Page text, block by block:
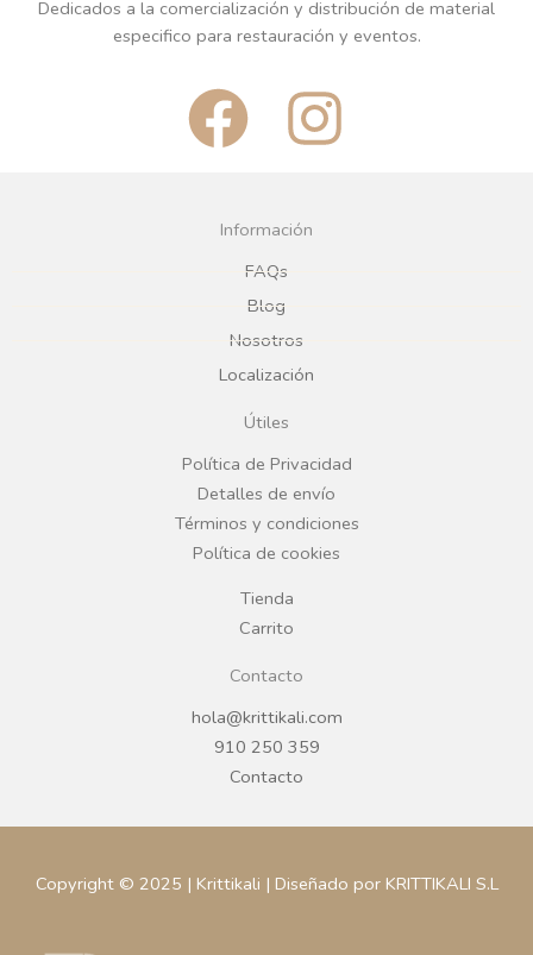
Dedicados a la comercialización y distribución de material
especifico para restauración y eventos.
F
a
c
e
b
o
o
k
I
n
g
r
a
Información
FAQs
Blog
Nosotros
Localización
Útiles
Política de Privacidad
Detalles de envío
Términos y condiciones
Política de cookies
Tienda
Carrito
Contacto
hola@krittikali.com
910 250 359
Contacto
Copyright © 2025 | Krittikali | Diseñado por KRITTIKALI S.L